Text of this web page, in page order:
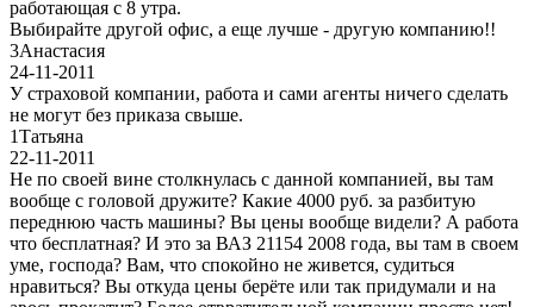
работающая с 8 утра.
Выбирайте другой офис, а еще лучше - другую компанию!!
3Анастасия
24-11-2011
У страховой компании, работа и сами агенты ничего сделать
не могут без приказа свыше.
1Татьяна
22-11-2011
Не по своей вине столкнулась с данной компанией, вы там
вообще с головой дружите? Какие 4000 руб. за разбитую
переднюю часть машины? Вы цены вообще видели? А работа
что бесплатная? И это за ВАЗ 21154 2008 года, вы там в своем
уме, господа? Вам, что спокойно не живется, судиться
нравиться? Вы откуда цены берёте или так придумали и на